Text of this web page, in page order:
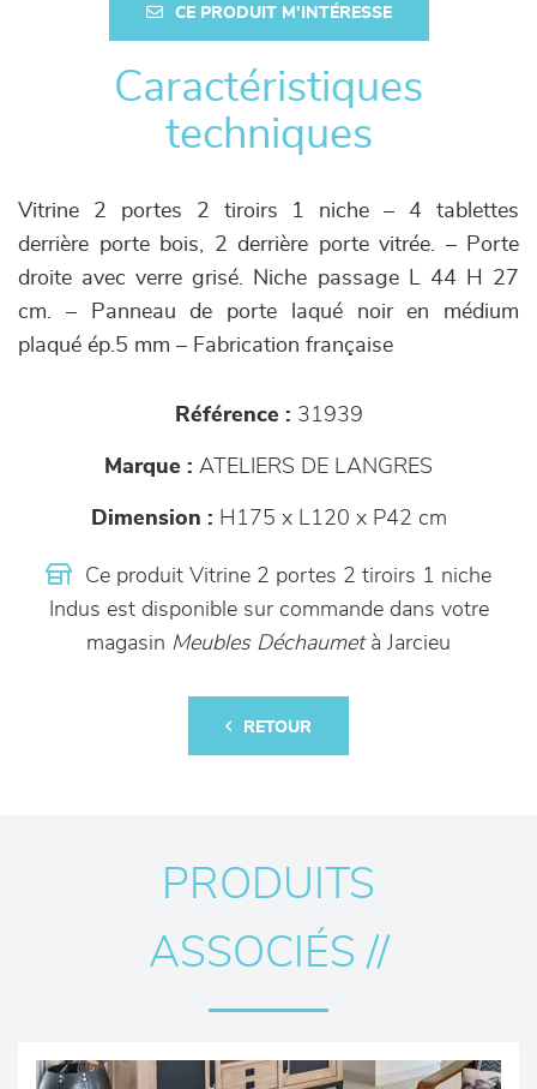
CE PRODUIT M'INTÉRESSE
Caractéristiques
techniques
Vitrine 2 portes 2 tiroirs 1 niche – 4 tablettes
derrière porte bois, 2 derrière porte vitrée. – Porte
droite avec verre grisé. Niche passage L 44 H 27
cm. – Panneau de porte laqué noir en médium
plaqué ép.5 mm – Fabrication française
Référence : 31939
Marque : ATELIERS DE LANGRES
Dimension : H175 x L120 x P42 cm
Ce produit Vitrine 2 portes 2 tiroirs 1 niche
Indus est disponible sur commande dans votre
magasin Meubles Déchaumetà Jarcieu
RETOUR
PRODUITS
ASSOCIÉS //